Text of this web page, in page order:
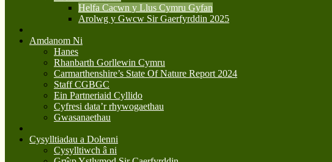
Helfa Cacwn y Llus Cymru Gyfan
Arolwg y Gwcw Sir Gaerfyrddin 2025
Amdanom Ni
Hanes
Rhanbarth Gorllewin Cymru
Carmarthenshire’s State Of Nature Report 2024
Staff CGBGC
Ein Partneriaid Cyllido
Cyfresi data’r rhywogaethau
Gwasanaethau
Cysylltiadau a Dolenni
Cysylltiwch â ni